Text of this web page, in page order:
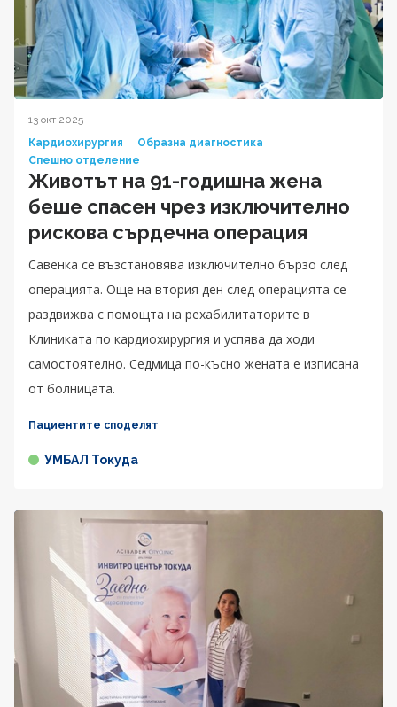
13 окт 2025
Кардиохирургия
Образна диагностика
Спешно отделение
Животът на 91-годишна жена
беше спасен чрез изключително
рискова сърдечна операция
Савенка се възстановява изключително бързо след
операцията. Още на втория ден след операцията се
раздвижва с помощта на рехабилитаторите в
Клиниката по кардиохирургия и успява да ходи
самостоятелно. Седмица по-късно жената е изписана
от болницата.
Пациентите споделят
УМБАЛ Токуда